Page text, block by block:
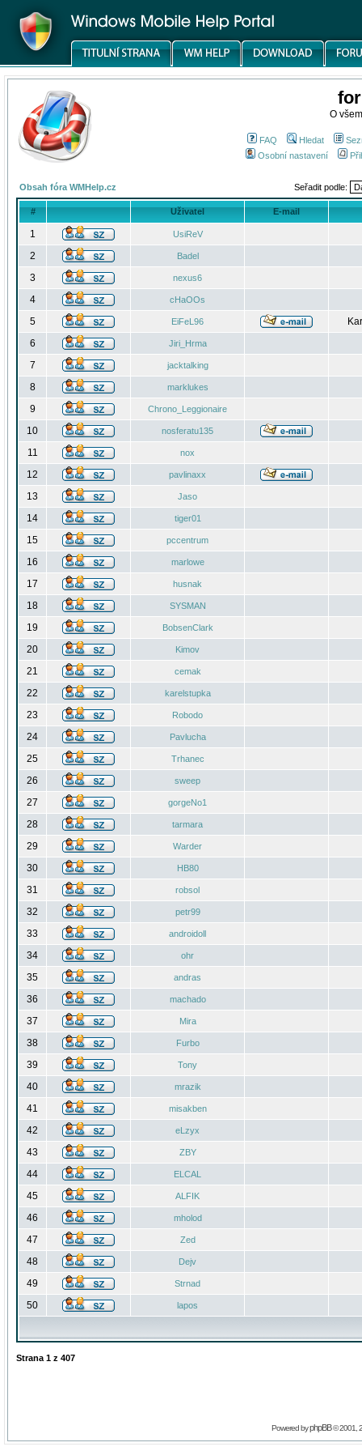
O
FAQ Hledat
Osobní nastavení
Obsah fóra WMHelp.cz Seřadit podle:
# Uživatel E-mail
1 UsiReV
2 Badel
3 nexus6
4 cHaOOs
5 EiFeL96
6
Jiri_Hrma
7 jacktalking
8 marklukes
9 Chrono_Leggionaire
10 nosferatu135
11 nox
12 pavlinaxx
13 Jaso
14 tiger01
15 pccentrum
16 marlowe
17 husnak
18 SYSMAN
19 BobsenClark
20 Kimov
21 cemak
22 karelstupka
23 Robodo
24 Pavlucha
25 Trhanec
26 sweep
27 gorgeNo1
28 tarmara
29 Warder
30 HB80
31 robsol
32 petr99
33 androidoll
34 ohr
35 andras
36 machado
37 Mira
38 Furbo
39 Tony
40 mrazik
41 misakben
42 eLzyx
43 ZBY
44 ELCAL
45 ALFIK
46 mholod
47 Zed
48 Dejv
49 Strnad
50 lapos
Strana 1 z 407
Powered byphpBB© 2001,